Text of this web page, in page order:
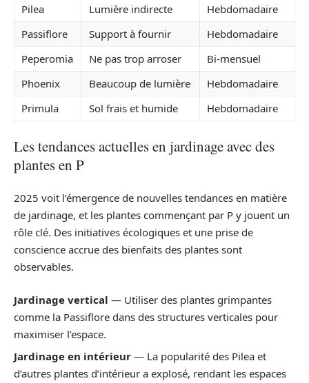
Pilea Lumière indirecte
Hebdomadaire
Passiflore
Support à fournir
Hebdomadaire
Peperomia
Ne pas trop arroser
Bi-mensuel
Phoenix
Beaucoup de lumière
Hebdomadaire
Primula
Sol frais et humide Hebdomadaire
Les tendances actuelles en jardinage avec des
plantes en P
2025 voit l’émergence de nouvelles tendances en matière
de jardinage, et les plantes commençant par P y jouent un
rôle clé. Des initiatives écologiques et une prise de
conscience accrue des bienfaits des plantes sont
observables.
Jardinage vertical — Utiliser des plantes grimpantes
comme la Passiflore dans des structures verticales pour
maximiser l’espace.
Jardinage en intérieur — La popularité des Pilea et
d’autres plantes d’intérieur a explosé, rendant les espaces